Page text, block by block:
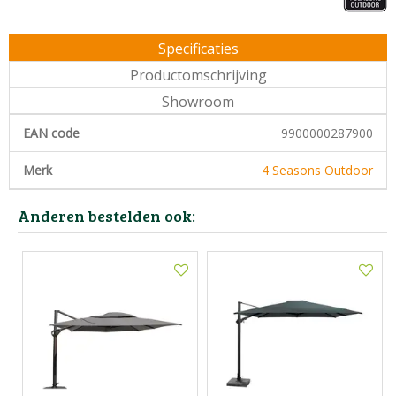
Specificaties
Productomschrijving
Showroom
EAN code 9900000287900
Merk 4 Seasons Outdoor
Anderen bestelden ook: